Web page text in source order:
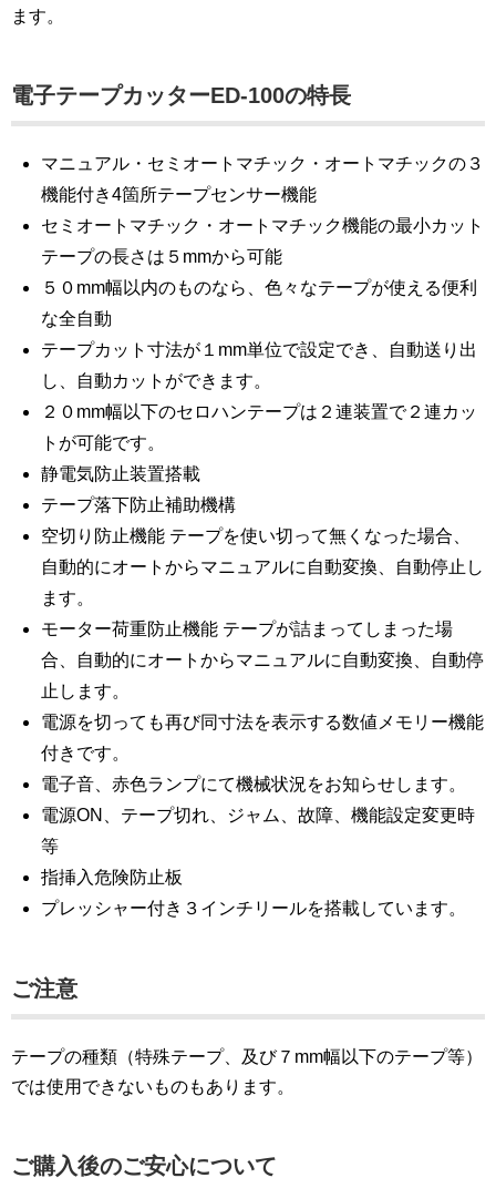
ます。
電子テープカッターED-100の特長
マニュアル・セミオートマチック・オートマチックの３
機能付き4箇所テープセンサー機能
セミオートマチック・オートマチック機能の最小カット
テープの長さは５mmから可能
５０mm幅以内のものなら、色々なテープが使える便利
な全自動
テープカット寸法が１mm単位で設定でき、自動送り出
し、自動カットができます。
２０mm幅以下のセロハンテープは２連装置で２連カッ
トが可能です。
静電気防止装置搭載
テープ落下防止補助機構
空切り防止機能 テープを使い切って無くなった場合、
自動的にオートからマニュアルに自動変換、自動停止し
ます。
モーター荷重防止機能 テープが詰まってしまった場
合、自動的にオートからマニュアルに自動変換、自動停
止します。
電源を切っても再び同寸法を表示する数値メモリー機能
付きです。
電子音、赤色ランプにて機械状況をお知らせします。
電源ON、テープ切れ、ジャム、故障、機能設定変更時
等
指挿入危険防止板
プレッシャー付き３インチリールを搭載しています。
ご注意
テープの種類（特殊テープ、及び７mm幅以下のテープ等）
では使用できないものもあります。
ご購入後のご安心について